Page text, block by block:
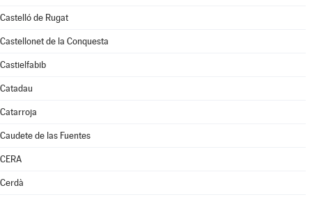
Castelló de Rugat
Castellonet de la Conquesta
Castielfabib
Catadau
Catarroja
Caudete de las Fuentes
CERA
Cerdà